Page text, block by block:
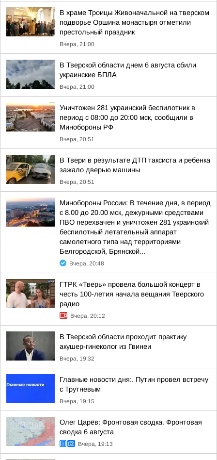
В храме Троицы Живоначальной на тверском
подворье Оршина монастыря отметили
престольный праздник
Вчера, 21:00
В Тверской области днем 6 августа сбили
украинские БПЛА
Вчера, 21:00
Уничтожен 281 украинский беспилотник в
период с 08:00 до 20:00 мск, сообщили в
Минобороны РФ
Вчера, 20:51
В Твери в результате ДТП таксиста и ребенка
зажало дверью машины
Вчера, 20:51
Минобороны России: В течение дня, в период
с 8.00 до 20.00 мск, дежурными средствами
ПВО перехвачен и уничтожен 281 украинский
беспилотный летательный аппарат
самолетного типа над территориями
Белгородской, Брянской...
Вчера, 20:48
ГТРК «Тверь» провела большой концерт в
честь 100-летия начала вещания Тверского
радио
Вчера, 20:12
В Тверской области проходит практику
акушер-гинеколог из Гвинеи
Вчера, 19:32
Главные новости дня:. Путин провел встречу
с Трутневым
Вчера, 19:15
Олег Царёв: Фронтовая сводка. Фронтовая
сводка 6 августа
Вчера, 19:13